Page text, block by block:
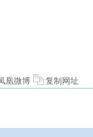
凰微博 复制网址